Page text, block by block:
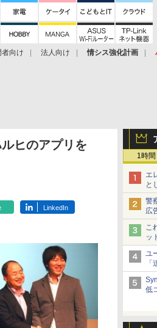
向け 法人向け 情シス強化計画
1時間
エ
と
ス
え
警
広
広
使
こ
ッ
ー
ど
ユ
【
低
ヒのアプリを
LinkedIn